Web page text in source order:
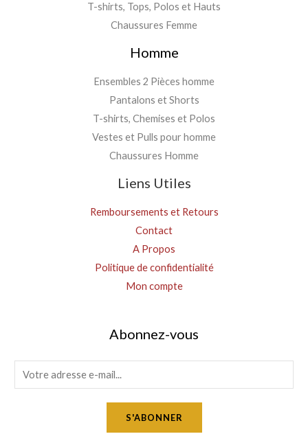
T-shirts, Tops, Polos et Hauts
Chaussures Femme
Homme
Ensembles 2 Pièces homme
Pantalons et Shorts
T-shirts, Chemises et Polos
Vestes et Pulls pour homme
Chaussures Homme
Liens Utiles
Remboursements et Retours
Contact
A Propos
Politique de confidentialité
Mon compte
Abonnez-vous
m
S'ABONNER